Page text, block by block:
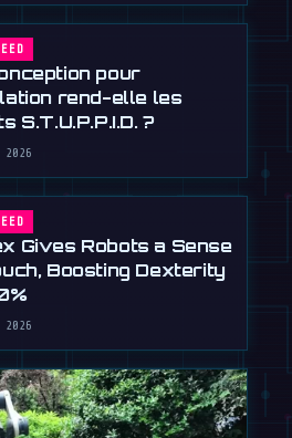
pour
rend-elle les
S.T.U.P.P.I.D. ?
Gives Robots a Sense
Boosting Dexterity